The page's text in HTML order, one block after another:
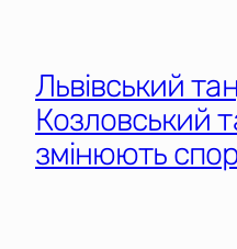
Львівський
Козловський
змінюють